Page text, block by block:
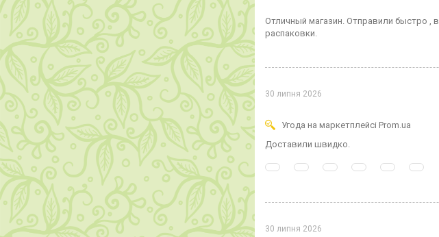
Отличный магазин. Отправили быстро ,
распаковки.
30 липня 2026
Угода на маркетплейсі Prom.ua
Доставили швидко.
30 липня 2026